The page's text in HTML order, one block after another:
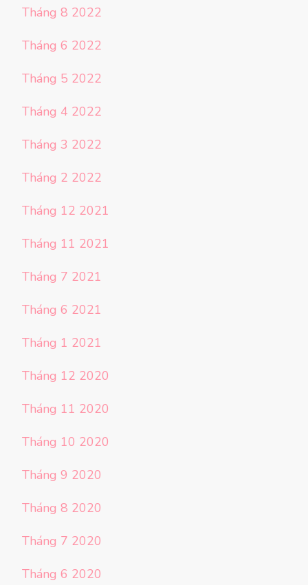
Tháng 8 2022
Tháng 6 2022
Tháng 5 2022
Tháng 4 2022
Tháng 3 2022
Tháng 2 2022
Tháng 12 2021
Tháng 11 2021
Tháng 7 2021
Tháng 6 2021
Tháng 1 2021
Tháng 12 2020
Tháng 11 2020
Tháng 10 2020
Tháng 9 2020
Tháng 8 2020
Tháng 7 2020
Tháng 6 2020